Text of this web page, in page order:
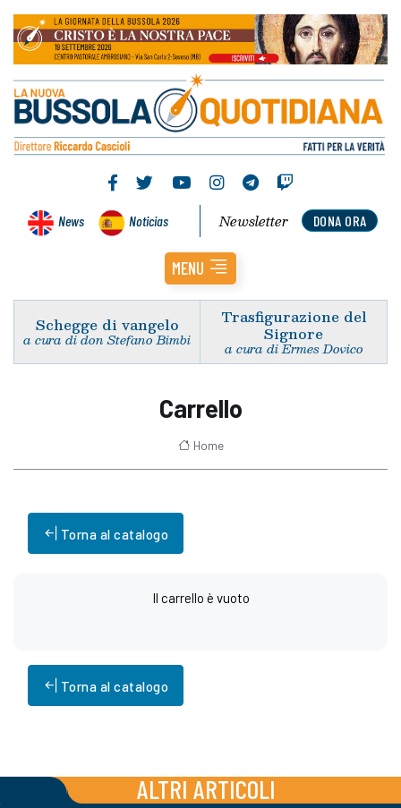
News Noticias DONA ORA
Newsletter
MENU
Schegge di vangelo
a cura di don Stefano Bimbi
Trasfigurazione del
Signore
a cura di Ermes Dovico
Carrello
Home
Torna al catalogo
Il carrello è vuoto
Torna al catalogo
ALTRI ARTICOLI